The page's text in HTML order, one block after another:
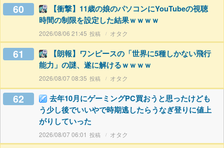
60
【衝撃】11歳の娘のパソコンにYouTubeの視聴
時間の制限を設定した結果ｗｗｗｗ
2026/08/06 21:45 オタク
61
【朗報】ワンピースの「世界に5種しかない飛行
能力」の謎、遂に解けるｗｗｗｗ
2026/08/07 08:35 オタク
62
去年10月にゲーミングPC買おうと思ったけども
う少し後でいいやで時期逃したらうなぎ登りに値上
がりしていった
2026/08/07 06:01 オタク